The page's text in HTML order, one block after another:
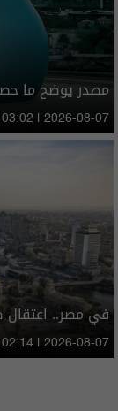
مصدر يوضح ما
03:02 | 2026-08-07
في مصر.. اعتقال
02:14 | 2026-08-07